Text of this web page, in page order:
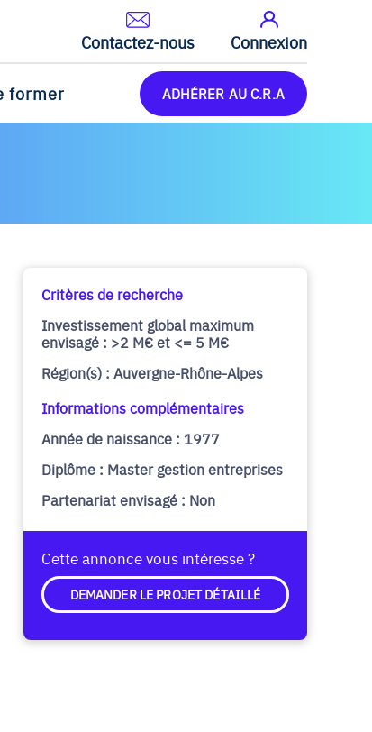
Contactez-nous Connexion
former ADHÉRER AU C.R.A
Critères de recherche
Investissement global maximum
envisagé : >2 M€ et <= 5 M€
Région(s) : Auvergne-Rhône-Alpes
Informations complémentaires
Année de naissance : 1977
Diplôme : Master gestion entreprises
Partenariat envisagé : Non
Cette annonce vous intéresse ?
DEMANDER LE PROJET DÉTAILLÉ